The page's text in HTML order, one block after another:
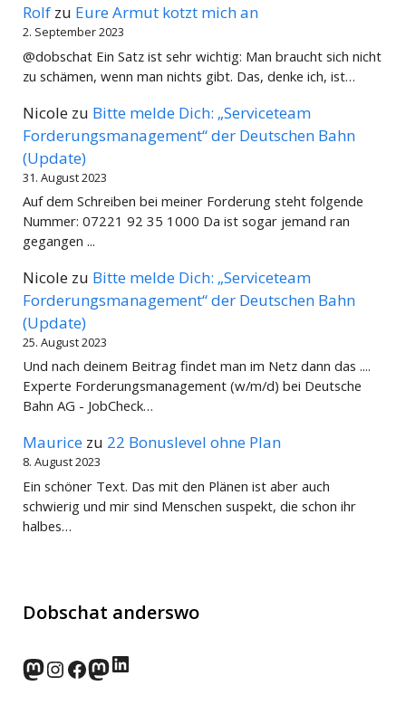
Rolf zu Eure Armut kotzt mich an
2. September 2023
@dobschat Ein Satz ist sehr wichtig: Man braucht sich nicht
zu schämen, wenn man nichts gibt. Das, denke ich, ist…
Nicole zu Bitte melde Dich: „Serviceteam
Forderungsmanagement“ der Deutschen Bahn
(Update)
31. August 2023
Auf dem Schreiben bei meiner Forderung steht folgende
Nummer: 07221 92 35 1000 Da ist sogar jemand ran
gegangen ...
Nicole zu Bitte melde Dich: „Serviceteam
Forderungsmanagement“ der Deutschen Bahn
(Update)
25. August 2023
Und nach deinem Beitrag findet man im Netz dann das ....
Experte Forderungsmanagement (w/m/d) bei Deutsche
Bahn AG - JobCheck…
Maurice zu 22 Bonuslevel ohne Plan
8. August 2023
Ein schöner Text. Das mit den Plänen ist aber auch
schwierig und mir sind Menschen suspekt, die schon ihr
halbes…
Dobschat anderswo
norden.social
Instagram
Facebook
wp-punks.social
LinkedIn